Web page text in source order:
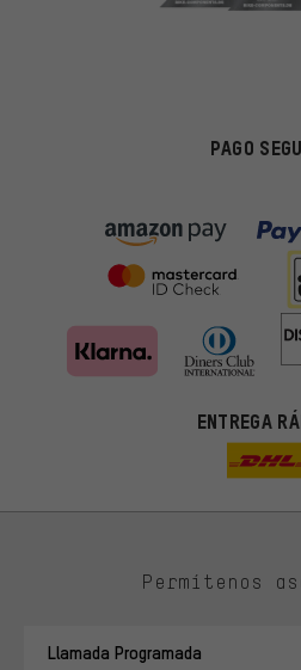
PAGO
ENTREGA
Permítenos
Llamada Programada
ti. Las cookies de marketing nos